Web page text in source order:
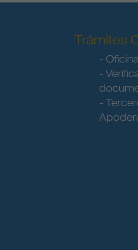
Trámites
-
-
-